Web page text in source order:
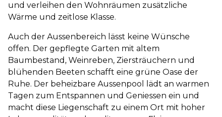
und verleihen den Wohnräumen zusätzliche
Wärme und zeitlose Klasse.
Auch der Aussenbereich lässt keine Wünsche
offen. Der gepflegte Garten mit altem
Baumbestand, Weinreben, Ziersträuchern und
blühenden Beeten schafft eine grüne Oase der
Ruhe. Der beheizbare Aussenpool lädt an warmen
Tagen zum Entspannen und Geniessen ein und
macht diese Liegenschaft zu einem Ort mit hoher